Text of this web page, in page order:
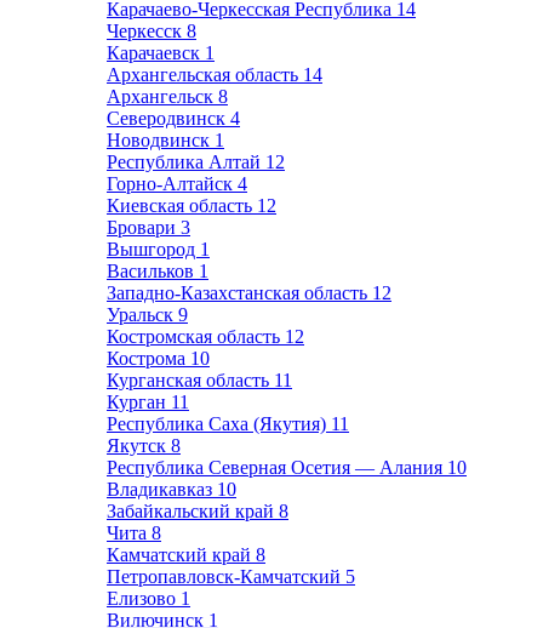
Карачаево-Черкесская Республика 14
Черкесск 8
Карачаевск 1
Архангельская область 14
Архангельск 8
Северодвинск 4
Новодвинск 1
Республика Алтай 12
Горно-Алтайск 4
Киевская область 12
Бровари 3
Вышгород 1
Васильков 1
Западно-Казахстанская область 12
Уральск 9
Костромская область 12
Кострома 10
Курганская область 11
Курган 11
Республика Саха (Якутия) 11
Якутск 8
Республика Северная Осетия — Алания 10
Владикавказ 10
Забайкальский край 8
Чита 8
Камчатский край 8
Петропавловск-Камчатский 5
Елизово 1
Вилючинск 1